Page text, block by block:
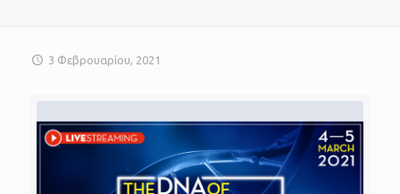
3 Φεβρουαρίου, 2021